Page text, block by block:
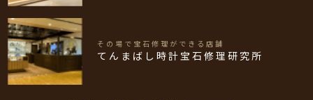
その場で宝石修理ができる店舗
てんまばし時計宝石修理研究所